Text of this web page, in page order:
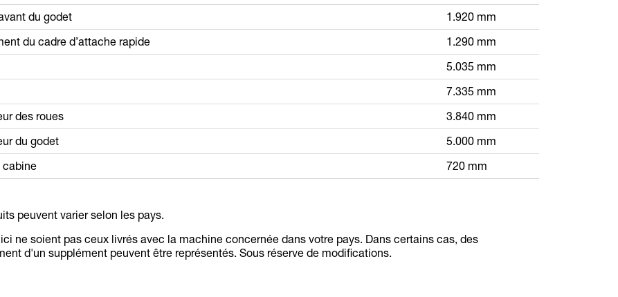
du godet 1.920 mm
du cadre d’attache rapide 1.290 mm
5.035 mm
7.335 mm
des roues 3.840 mm
du godet 5.000 mm
cabine 720 mm
peuvent varier selon les pays.
ne soient pas ceux livrés avec la machine concernée dans votre pays. Dans certains cas, des
d'un supplément peuvent être représentés. Sous réserve de modifications.